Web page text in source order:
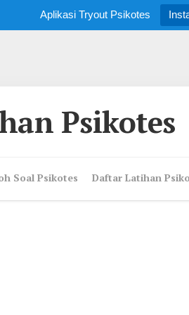
Aplikasi Tryout Psikotes
Soal Psikotes Daftar Latihan